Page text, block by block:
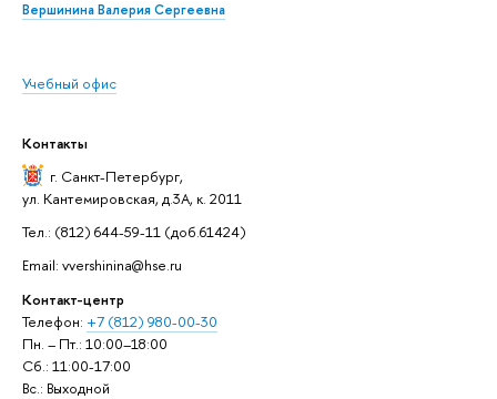
Вершинина Валерия Сергеевна
Учебный офис
Контакты
г. Санкт-Петербург,
ул. Кантемировская, д.3А, к. 2011
Тел.: (812) 644-59-11 (доб.61424)
Email: vvershinina@hse.ru
Контакт-центр
Телефон: +7 (812) 980-00-30
Пн. – Пт.: 10:00–18:00
Сб.: 11:00-17:00
Вс.: Выходной